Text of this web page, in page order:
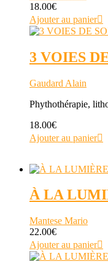
18.00€
Ajouter au panier
3 VOIES
Gaudard Alain
Phythothérapie,
18.00€
Ajouter au panier
À LA
Mantese Mario
22.00€
Ajouter au panier